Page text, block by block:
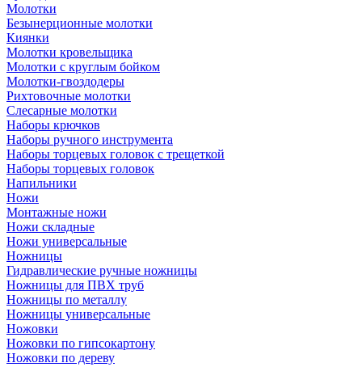
Молотки
Безынерционные молотки
Киянки
Молотки кровельщика
Молотки с круглым бойком
Молотки-гвоздодеры
Рихтовочные молотки
Слесарные молотки
Наборы крючков
Наборы ручного инструмента
Наборы торцевых головок с трещеткой
Наборы торцевых головок
Напильники
Ножи
Монтажные ножи
Ножи складные
Ножи универсальные
Ножницы
Гидравлические ручные ножницы
Ножницы для ПВХ труб
Ножницы по металлу
Ножницы универсальные
Ножовки
Ножовки по гипсокартону
Ножовки по дереву